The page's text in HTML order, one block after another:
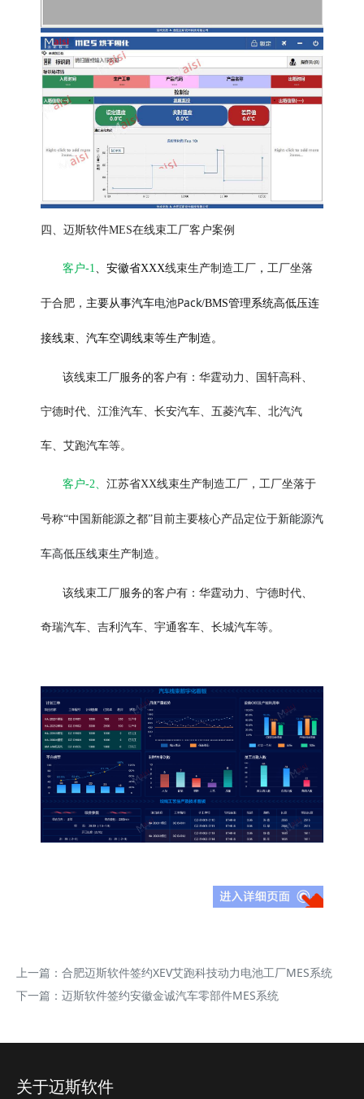
四、迈斯软件MES在线束工厂客户案例
客户-1 、安徽省XXX线束生产制造工厂 ， 工厂坐落
于合肥， 主要从事汽车电池Pack/BMS管理系统高低压连
接线束、汽车空调线束等生产制造。
该线束工厂服务的客户有：华霆动力、国轩高科、
宁德时代、江淮汽车、长安汽车、五菱汽车、北汽汽
车、艾跑汽车等。
客户-2 江苏省XX线束生产制造工厂，工厂坐落于
号称“中国新能源之都”目前主要核心产品定位于新能源汽
车高低压线束生产制造。
该线束工厂服务的客户有：华霆动力、宁德时代、
奇瑞汽车、吉利汽车、宇通客车、长城汽车等。
上一篇： 合肥迈斯软件签约XEV艾跑科技动力电池工厂MES系统
下一篇： 迈斯软件签约安徽金诚汽车零部件MES系统
关于迈斯软件